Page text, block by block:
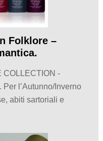
Folklore –
-
l’Autunno/Inverno
abiti sartoriali e